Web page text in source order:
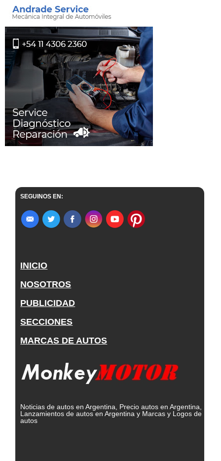
SEGUINOS EN:
INICIO
NOSOTROS
PUBLICIDAD
SECCIONES
MARCAS DE AUTOS
Noticias de autos en Argentina, Precio autos en Argentina,
Lanzamientos de autos en Argentina y Marcas y Logos de
autos